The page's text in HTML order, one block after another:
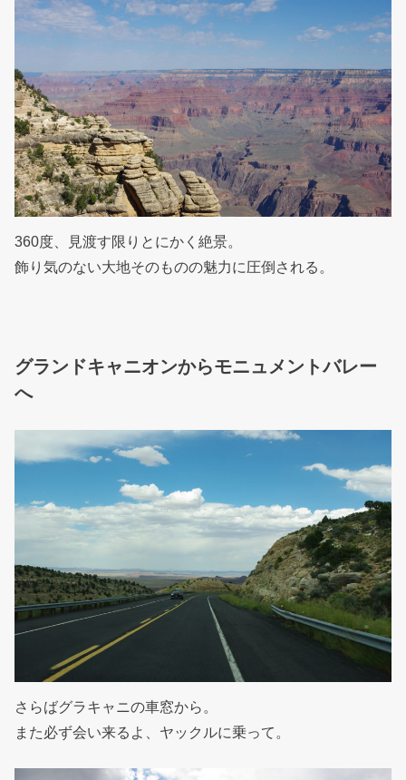
360度、見渡す限りとにかく絶景。
飾り気のない大地そのものの魅力に圧倒される。
グランドキャニオンからモニュメントバレー
へ
さらばグラキャニの車窓から。
また必ず会い来るよ、ヤックルに乗って。